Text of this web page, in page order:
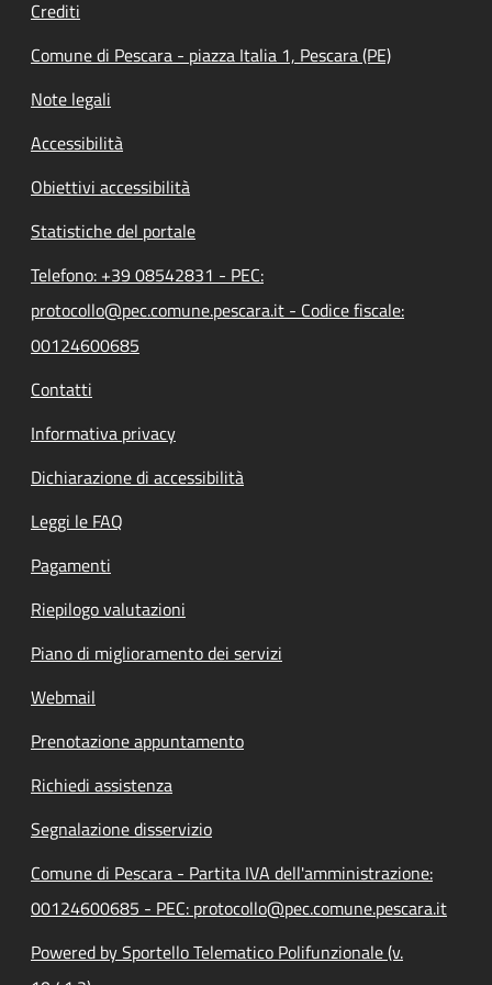
Crediti
Comune di Pescara - piazza Italia 1, Pescara (PE)
Note legali
Accessibilità
Obiettivi accessibilità
Statistiche del portale
Telefono: +39 08542831 - PEC:
protocollo@pec.comune.pescara.it - Codice fiscale:
00124600685
Contatti
Informativa privacy
Dichiarazione di accessibilità
Leggi le FAQ
Pagamenti
Riepilogo valutazioni
Piano di miglioramento dei servizi
Webmail
Prenotazione appuntamento
Richiedi assistenza
Segnalazione disservizio
Comune di Pescara - Partita IVA dell'amministrazione:
00124600685 - PEC: protocollo@pec.comune.pescara.it
Powered by Sportello Telematico Polifunzionale (v.